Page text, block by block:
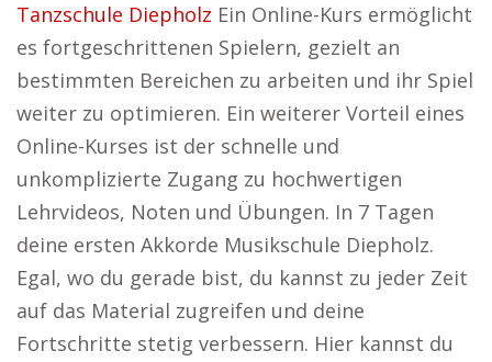
Tanzschule Diepholz Ein Online-Kurs ermöglicht
es fortgeschrittenen Spielern, gezielt an
bestimmten Bereichen zu arbeiten und ihr Spiel
weiter zu optimieren. Ein weiterer Vorteil eines
Online-Kurses ist der schnelle und
unkomplizierte Zugang zu hochwertigen
Lehrvideos, Noten und Übungen. In 7 Tagen
deine ersten Akkorde Musikschule Diepholz.
Egal, wo du gerade bist, du kannst zu jeder Zeit
auf das Material zugreifen und deine
Fortschritte stetig verbessern. Hier kannst du